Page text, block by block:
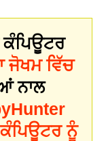
ਕੰਪਿਊਟਰ
ਜੋਖਮ ਵਿੱਚ
ਨਾਲ
ਨੂੰ